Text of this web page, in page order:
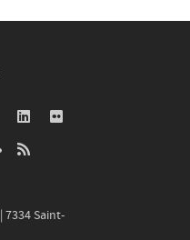
7334 Saint-